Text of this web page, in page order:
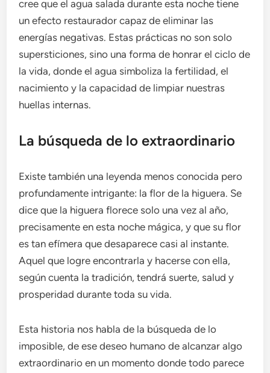
cree que el agua salada durante esta noche tiene
un efecto restaurador capaz de eliminar las
energías negativas. Estas prácticas no son solo
supersticiones, sino una forma de honrar el ciclo de
la vida, donde el agua simboliza la fertilidad, el
nacimiento y la capacidad de limpiar nuestras
huellas internas.
La búsqueda de lo extraordinario
Existe también una leyenda menos conocida pero
profundamente intrigante: la flor de la higuera. Se
dice que la higuera florece solo una vez al año,
precisamente en esta noche mágica, y que su flor
es tan efímera que desaparece casi al instante.
Aquel que logre encontrarla y hacerse con ella,
según cuenta la tradición, tendrá suerte, salud y
prosperidad durante toda su vida.
Esta historia nos habla de la búsqueda de lo
imposible, de ese deseo humano de alcanzar algo
extraordinario en un momento donde todo parece